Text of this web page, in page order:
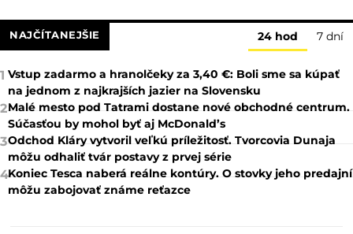
NAJČÍTANEJŠIE 24 hod 7 dní
1 Vstup zadarmo a hranolčeky za 3,40 €: Boli sme sa kúpať
na jednom z najkrajších jazier na Slovensku
2Malé mesto pod Tatrami dostane nové obchodné centrum.
Súčasťou by mohol byť aj McDonald’s
3Odchod Kláry vytvoril veľkú príležitosť. Tvorcovia Dunaja
môžu odhaliť tvár postavy z prvej série
4Koniec Tesca naberá reálne kontúry. O stovky jeho predajní
môžu zabojovať známe reťazce